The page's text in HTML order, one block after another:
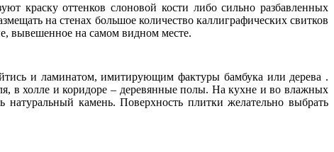
краску оттенков слоновой кости либо сильно разбавленных
на стенах большое количество каллиграфических свитков
вывешенное на самом видном месте.
и ламинатом, имитирующим фактуры бамбука или дерева .
в холле и коридоре – деревянные полы. На кухне и во влажных
камень. Поверхность плитки желательно выбрать